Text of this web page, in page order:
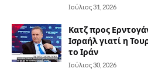
Ιούλιος 31, 2026
Κατζ προς
Ισραήλ γιατί η
το Ιράν
Ιούλιος 30, 2026